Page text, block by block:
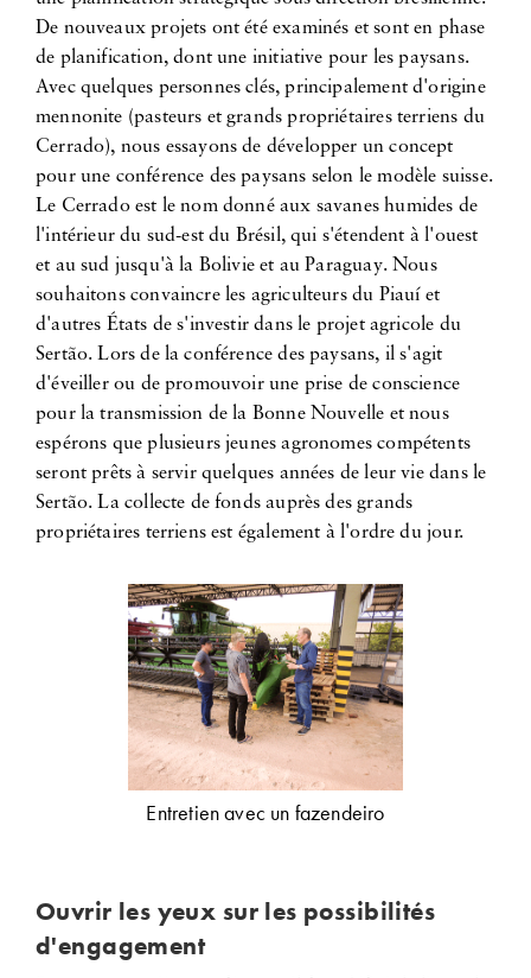
De nouveaux projets ont été examinés et sont en phase
de planification, dont une initiative pour les paysans.
Avec quelques personnes clés, principalement d'origine
mennonite (pasteurs et grands propriétaires terriens du
Cerrado), nous essayons de développer un concept
pour une conférence des paysans selon le modèle suisse.
Le Cerrado est le nom donné aux savanes humides de
l'intérieur du sud-est du Brésil, qui s'étendent à l'ouest
et au sud jusqu'à la Bolivie et au Paraguay. Nous
souhaitons convaincre les agriculteurs du Piauí et
d'autres États de s'investir dans le projet agricole du
Sertão. Lors de la conférence des paysans, il s'agit
d'éveiller ou de promouvoir une prise de conscience
pour la transmission de la Bonne Nouvelle et nous
espérons que plusieurs jeunes agronomes compétents
seront prêts à servir quelques années de leur vie dans le
Sertão. La collecte de fonds auprès des grands
propriétaires terriens est également à l'ordre du jour.
Entretien avec un fazendeiro
Ouvrir les yeux sur les possibilités
d'engagement